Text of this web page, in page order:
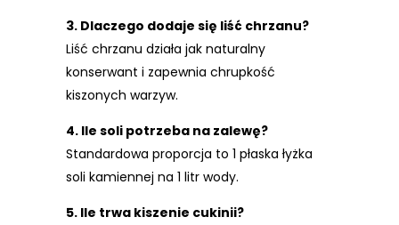
3. Dlaczego dodaje się liść chrzanu?
Liść chrzanu działa jak naturalny
konserwant i zapewnia chrupkość
kiszonych warzyw.
4. Ile soli potrzeba na zalewę?
Standardowa proporcja to 1 płaska łyżka
soli kamiennej na 1 litr wody.
5. Ile trwa kiszenie cukinii?